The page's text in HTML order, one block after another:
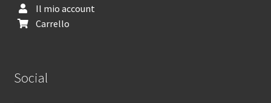
Il mio account
Carrello
Social